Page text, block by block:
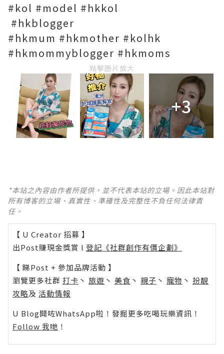
#kol #model #hkkol
#hkblogger
#hkmum #hkmother #kolhk
#hkmommyblogger #hkmoms
點擊圖片放大
+3
*本站之內容由作者所提供，並不代表本站的立場。因此本站對
所有博客的立場、真實性、準確性及完整性不負任何法律責
任。
【 U Creator 招募 】
出Post賺現金獎賞 l 登記《社群創作有價企劃》
【 睇Post + 參加品牌活動 】
瀏覽更多社群 打卡 丶 旅遊 丶 美食 丶 親子 丶 寵物 丶 扮靚
攻略及 活動情報
U Blog開咗WhatsApp啦！發掘更多吃喝玩樂資訊！
Follow 我哋 ！